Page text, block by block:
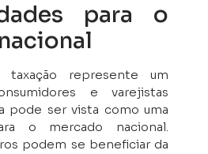
para o
taxação represente um
e varejistas
pode ser vista como uma
o mercado nacional.
podem se beneficiar da